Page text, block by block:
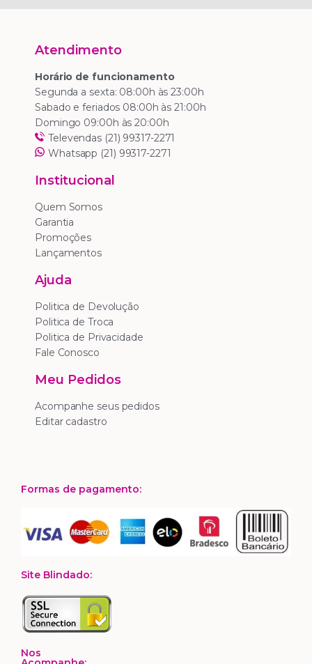
Atendimento
Horário de funcionamento
Segunda a sexta: 08:00h às 23:00h
Sabado e feriados 08:00h às 21:00h
Domingo 09:00h às 20:00h
Televendas (21) 99317-2271
Whatsapp (21) 99317-2271
Institucional
Quem Somos
Garantia
Promoções
Lançamentos
Ajuda
Politica de Devolução
Politica de Troca
Politica de Privacidade
Fale Conosco
Meu Pedidos
Acompanhe seus pedidos
Editar cadastro
Formas de pagamento:
Site Blindado:
Nos